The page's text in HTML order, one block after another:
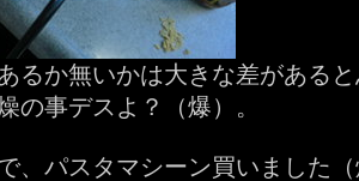
るか無いかは大きな差がある
の事デスよ？（爆）。
、パスタマシーン買いました